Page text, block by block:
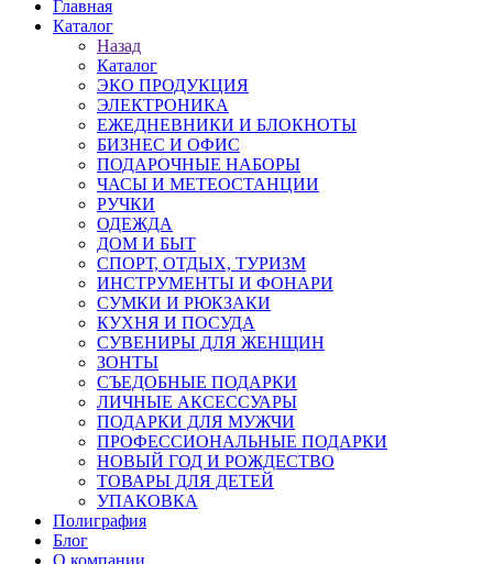
Главная
Каталог
Назад
Каталог
ЭКО ПРОДУКЦИЯ
ЭЛЕКТРОНИКА
ЕЖЕДНЕВНИКИ И БЛОКНОТЫ
БИЗНЕС И ОФИС
ПОДАРОЧНЫЕ НАБОРЫ
ЧАСЫ И МЕТЕОСТАНЦИИ
РУЧКИ
ОДЕЖДА
ДОМ И БЫТ
СПОРТ, ОТДЫХ, ТУРИЗМ
ИНСТРУМЕНТЫ И ФОНАРИ
СУМКИ И РЮКЗАКИ
КУХНЯ И ПОСУДА
СУВЕНИРЫ ДЛЯ ЖЕНЩИН
ЗОНТЫ
СЪЕДОБНЫЕ ПОДАРКИ
ЛИЧНЫЕ АКСЕССУАРЫ
ПОДАРКИ ДЛЯ МУЖЧИ
ПРОФЕССИОНАЛЬНЫЕ ПОДАРКИ
НОВЫЙ ГОД И РОЖДЕСТВО
ТОВАРЫ ДЛЯ ДЕТЕЙ
УПАКОВКА
Полиграфия
Блог
О компании